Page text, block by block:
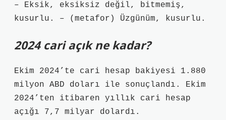
– Eksik, eksiksiz değil, bitmemiş,
kusurlu. – (metafor) Üzgünüm, kusurlu.
2024 cari açık ne kadar?
Ekim 2024’te cari hesap bakiyesi 1.880
milyon ABD doları ile sonuçlandı. Ekim
2024’ten itibaren yıllık cari hesap
açığı 7,7 milyar dolardı.